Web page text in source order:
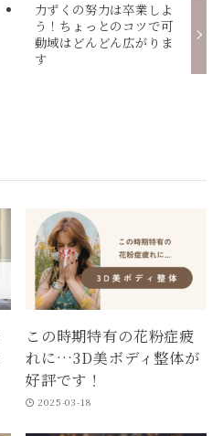
力ずくの努力は卒業しよ
う！ちょっとのコツで可
動域はどんどん広がりま
す
この時期特有の花粉症疲
れに…3D美ボディ整体が
好評です！
2025-03-18